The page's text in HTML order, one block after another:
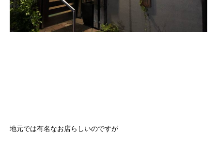
地元では有名なお店らしいのですが